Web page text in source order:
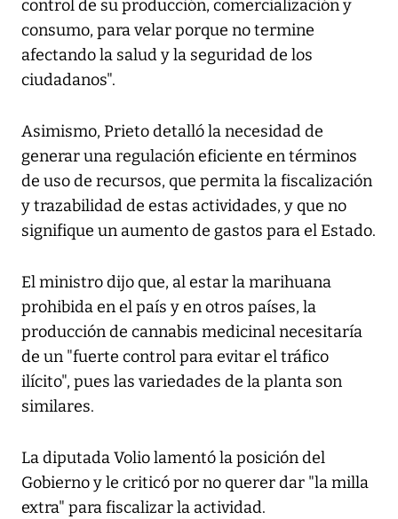
control de su producción, comercialización y
consumo, para velar porque no termine
afectando la salud y la seguridad de los
ciudadanos".
Asimismo, Prieto detalló la necesidad de
generar una regulación eficiente en términos
de uso de recursos, que permita la fiscalización
y trazabilidad de estas actividades, y que no
signifique un aumento de gastos para el Estado.
El ministro dijo que, al estar la marihuana
prohibida en el país y en otros países, la
producción de cannabis medicinal necesitaría
de un "fuerte control para evitar el tráfico
ilícito", pues las variedades de la planta son
similares.
La diputada Volio lamentó la posición del
Gobierno y le criticó por no querer dar "la milla
extra" para fiscalizar la actividad.